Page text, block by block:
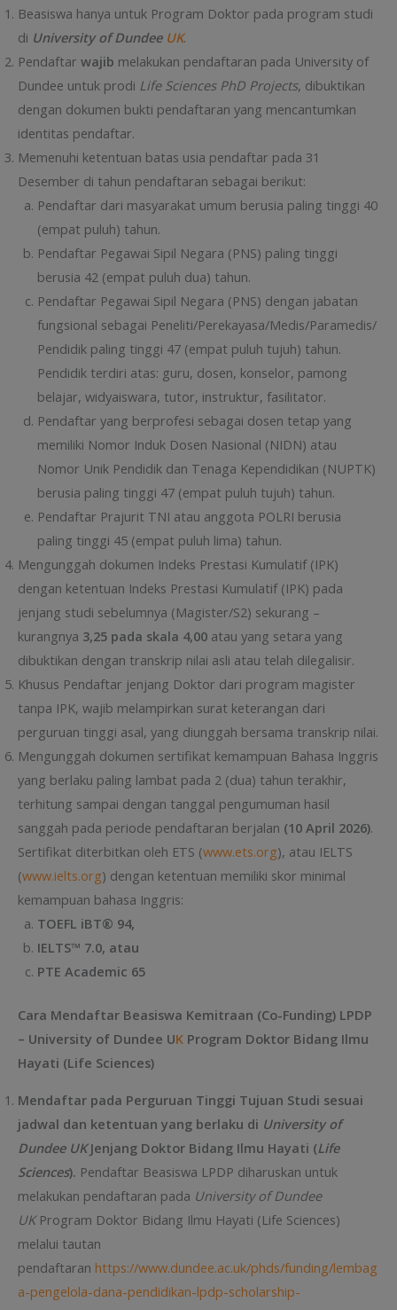
Beasiswa hanya untuk Program Doktor pada program studi
di University of Dundee UK.
Pendaftar wajib melakukan pendaftaran pada University of
Dundee untuk prodi Life Sciences PhD Projects, dibuktikan
dengan dokumen bukti pendaftaran yang mencantumkan
identitas pendaftar.
Memenuhi ketentuan batas usia pendaftar pada 31
Desember di tahun pendaftaran sebagai berikut:
Pendaftar dari masyarakat umum berusia paling tinggi 40
(empat puluh) tahun.
Pendaftar Pegawai Sipil Negara (PNS) paling tinggi
berusia 42 (empat puluh dua) tahun.
Pendaftar Pegawai Sipil Negara (PNS) dengan jabatan
fungsional sebagai Peneliti/Perekayasa/Medis/Paramedis/
Pendidik paling tinggi 47 (empat puluh tujuh) tahun.
Pendidik terdiri atas: guru, dosen, konselor, pamong
belajar, widyaiswara, tutor, instruktur, fasilitator.
Pendaftar yang berprofesi sebagai dosen tetap yang
memiliki Nomor Induk Dosen Nasional (NIDN) atau
Nomor Unik Pendidik dan Tenaga Kependidikan (NUPTK)
berusia paling tinggi 47 (empat puluh tujuh) tahun.
Pendaftar Prajurit TNI atau anggota POLRI berusia
paling tinggi 45 (empat puluh lima) tahun.
Mengunggah dokumen Indeks Prestasi Kumulatif (IPK)
dengan ketentuan Indeks Prestasi Kumulatif (IPK) pada
jenjang studi sebelumnya (Magister/S2) sekurang –
kurangnya 3,25 pada skala 4,00 atau yang setara yang
dibuktikan dengan transkrip nilai asli atau telah dilegalisir.
Khusus Pendaftar jenjang Doktor dari program magister
tanpa IPK, wajib melampirkan surat keterangan dari
perguruan tinggi asal, yang diunggah bersama transkrip nilai.
Mengunggah dokumen sertifikat kemampuan Bahasa Inggris
yang berlaku paling lambat pada 2 (dua) tahun terakhir,
terhitung sampai dengan tanggal pengumuman hasil
sanggah pada periode pendaftaran berjalan (10 April 2026).
Sertifikat diterbitkan oleh ETS (www.ets.org), atau IELTS
(www.ielts.org) dengan ketentuan memiliki skor minimal
kemampuan bahasa Inggris:
TOEFL iBT® 94,
IELTS™ 7.0, atau
PTE Academic 65
Cara Mendaftar Beasiswa Kemitraan (Co-Funding) LPDP
– University of Dundee UK Program Doktor Bidang Ilmu
Hayati (Life Sciences)
Mendaftar pada Perguruan Tinggi Tujuan Studi sesuai
jadwal dan ketentuan yang berlaku di University of
Dundee UKJenjang Doktor Bidang Ilmu Hayati (Life
Sciences). Pendaftar Beasiswa LPDP diharuskan untuk
melakukan pendaftaran pada University of Dundee
UKProgram Doktor Bidang Ilmu Hayati (Life Sciences)
melalui tautan
pendaftaran https://www.dundee.ac.uk/phds/funding/lembag
a-pengelola-dana-pendidikan-lpdp-scholarship-